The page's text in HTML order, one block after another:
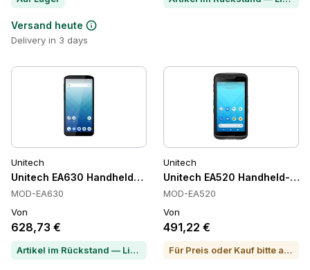
Versand heute
Delivery in 3 days
Unitech
Unitech EA630 Handheld-Terminals
MOD-EA630
Von
628,73 €
Artikel im Rückstand — Lieferzeit per Chat erfragen
Unitech
Unitech EA520 Handheld-
MOD-EA520
Von
491,22 €
Für Preis oder Kauf bitte anrufen